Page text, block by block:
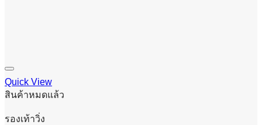
Quick View
สินค้าหมดแล้ว
รองเท้าวิ่ง